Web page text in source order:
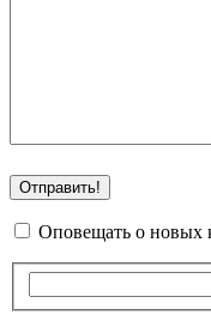
Оповещать о новых